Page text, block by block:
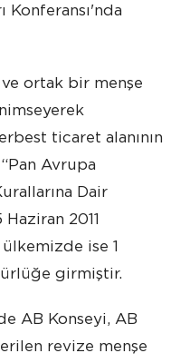
Konferansı'nda
ortak bir menşe
ticaret alanının
Avrupa
Dair
2011
ise 1
girmiştir.
AB Konseyi, AB
revize menşe